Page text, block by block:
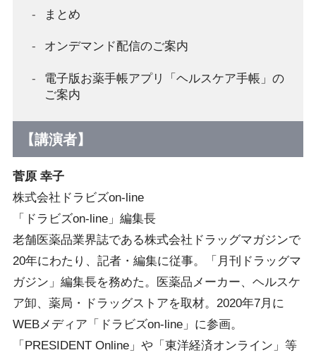
まとめ
オンデマンド配信のご案内
電子版お薬手帳アプリ「ヘルスケア手帳」の
ご案内
【講演者】
菅原 幸子
株式会社ドラビズon-line
「ドラビズon-line」編集長
老舗医薬品業界誌である株式会社ドラッグマガジンで
20年にわたり、記者・編集に従事。「月刊ドラッグマ
ガジン」編集長を務めた。医薬品メーカー、ヘルスケ
ア卸、薬局・ドラッグストアを取材。2020年7月に
WEBメディア「ドラビズon-line」に参画。
「PRESIDENT Online」や「東洋経済オンライン」等